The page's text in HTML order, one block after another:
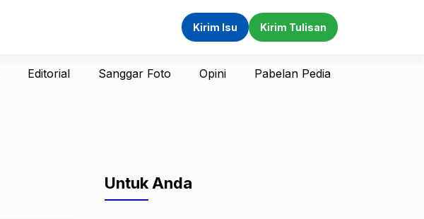
Kirim Isu Kirim Tulisan
Editorial Sanggar Foto Opini Pabelan Pedia
Untuk Anda